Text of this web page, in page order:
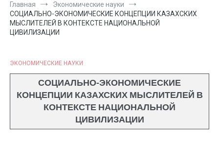
Главная
Экономические науки
СОЦИАЛЬНО-ЭКОНОМИЧЕСКИЕ КОНЦЕПЦИИ КАЗАХСКИХ
МЫСЛИТЕЛЕЙ В КОНТЕКСТЕ НАЦИОНАЛЬНОЙ
ЦИВИЛИЗАЦИИ
ЭКОНОМИЧЕСКИЕ НАУКИ
СОЦИАЛЬНО-ЭКОНОМИЧЕСКИЕ
КОНЦЕПЦИИ КАЗАХСКИХ МЫСЛИТЕЛЕЙ В
КОНТЕКСТЕ НАЦИОНАЛЬНОЙ
ЦИВИЛИЗАЦИИ